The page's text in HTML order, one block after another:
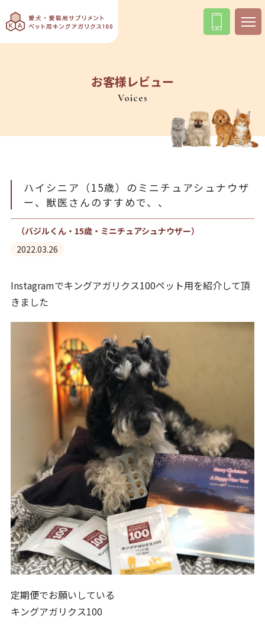
お客様レビュー
Voices
ハイシニア（15歳）のミニチュアシュナウザ
ー、獣医さんのすすめで、、
（バジルくん・15歳・ミニチュアシュナウザー）
2022.03.26
Instagramでキングアガリクス100ペット用を紹介して頂
きました
定期便でお願いしている
キングアガリクス100